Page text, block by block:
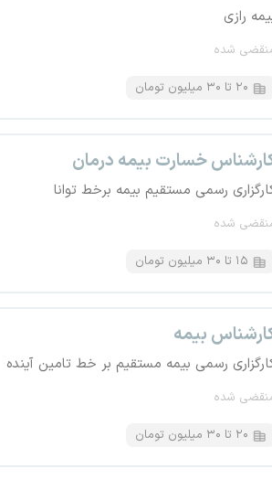
رازی
شده
۲۰ تا ۳۰ میلیون تومان
خسارت بیمه درمان
رسمی مستقیم بیمه برخط توانا
شده
۱۵ تا ۳۰ میلیون تومان
بیمه
رسمی بیمه مستقیم بر خط تامین آینده
شده
۲۰ تا ۳۰ میلیون تومان